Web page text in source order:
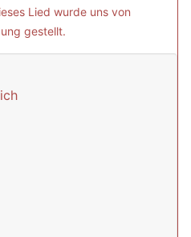
Lied wurde uns von
gestellt.